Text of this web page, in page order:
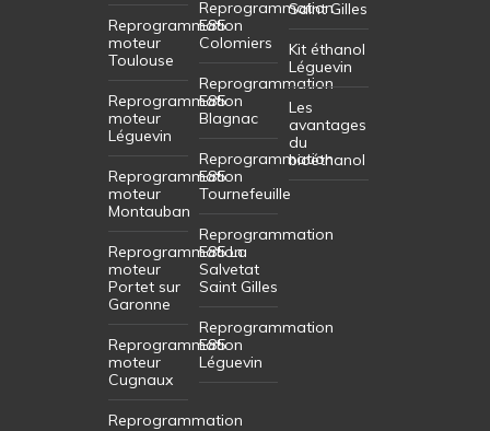
Reprogrammation
moteur
Toulouse
Reprogrammation
moteur
Léguevin
Reprogrammation
moteur
Montauban
Reprogrammation
moteur
Portet sur
Garonne
Reprogrammation
moteur
Cugnaux
Reprogrammation
Reprogrammation
E85
Colomiers
Reprogrammation
E85
Blagnac
Reprogrammation
E85
Tournefeuille
Reprogrammation
E85 La
Salvetat
Saint Gilles
Reprogrammation
E85
Léguevin
Saint Gilles
Kit éthanol
Léguevin
Les
avantages
du
bioéthanol